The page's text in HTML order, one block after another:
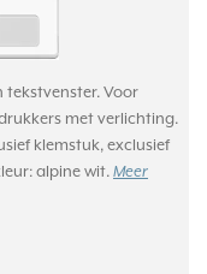
tekstvenster. Voor
met verlichting.
klemstuk, exclusief
alpine wit. Meer